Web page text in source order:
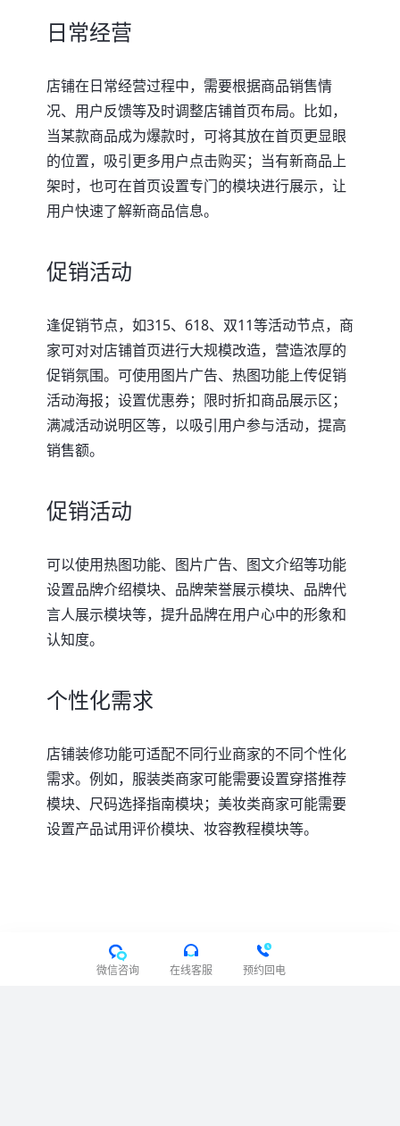
微信咨询 在线客服 预约回电
日常经营
店铺在日常经营过程中，需要根据商品销售情
况、用户反馈等及时调整店铺首页布局。比如，
当某款商品成为爆款时，可将其放在首页更显眼
的位置，吸引更多用户点击购买；当有新商品上
架时，也可在首页设置专门的模块进行展示，让
用户快速了解新商品信息。
促销活动
逢促销节点，如315、618、双11等活动节点，商
家可对对店铺首页进行大规模改造，营造浓厚的
促销氛围。可使用图片广告、热图功能上传促销
活动海报；设置优惠券；限时折扣商品展示区；
满减活动说明区等，以吸引用户参与活动，提高
销售额。
促销活动
可以使用热图功能、图片广告、图文介绍等功能
设置品牌介绍模块、品牌荣誉展示模块、品牌代
言人展示模块等，提升品牌在用户心中的形象和
认知度。
个性化需求
店铺装修功能可适配不同行业商家的不同个性化
需求。例如，服装类商家可能需要设置穿搭推荐
模块、尺码选择指南模块；美妆类商家可能需要
设置产品试用评价模块、妆容教程模块等。